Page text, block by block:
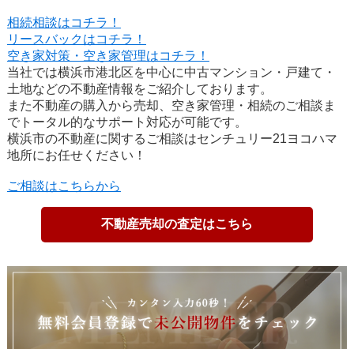
相続相談はコチラ！
リースバックはコチラ！
空き家対策・空き家管理はコチラ！
当社では横浜市港北区を中心に中古マンション・戸建て・
土地などの不動産情報をご紹介しております。
また不動産の購入から売却、空き家管理・相続のご相談ま
でトータル的なサポート対応が可能です。
横浜市の不動産に関するご相談はセンチュリー21ヨコハマ
地所にお任せください！
ご相談はこちらから
不動産売却の査定はこちら